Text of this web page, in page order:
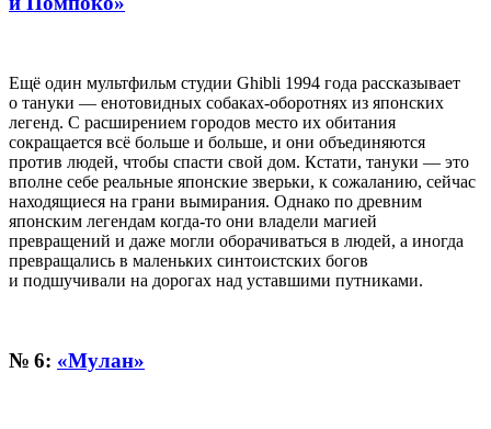
Ещё один мультфильм студии Ghibli 1994 года рассказывает
о тануки — енотовидных собаках-оборотнях из японских
легенд. С расширением городов место их обитания
сокращается всё больше и больше, и они объединяются
против людей, чтобы спасти свой дом. Кстати, тануки — это
вполне себе реальные японские зверьки, к сожаланию, сейчас
находящиеся на грани вымирания. Однако по древним
японским легендам когда-то они владели магией
превращений и даже могли оборачиваться в людей, а иногда
превращались в маленьких синтоистских богов
и подшучивали на дорогах над уставшими путниками.
№ 6: «Мулан»